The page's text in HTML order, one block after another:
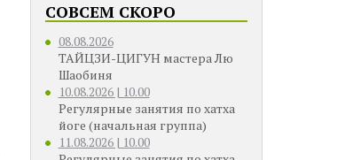
СОВСЕМ СКОРО
08.08.2026
ТАЙЦЗИ-ЦИГУН мастера Лю
Шаобиня
10.08.2026 | 10.00
Регулярные занятия по хатха
йоге (начальная группа)
11.08.2026 | 10.00